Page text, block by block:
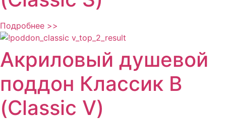
Подробнее >>
Акриловый душевой
поддон Классик В
(Classic V)